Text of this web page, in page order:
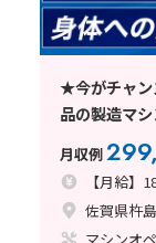
★今がチャン
品の製造マ
休／日払い可
月収例
【月給】
佐賀県杵